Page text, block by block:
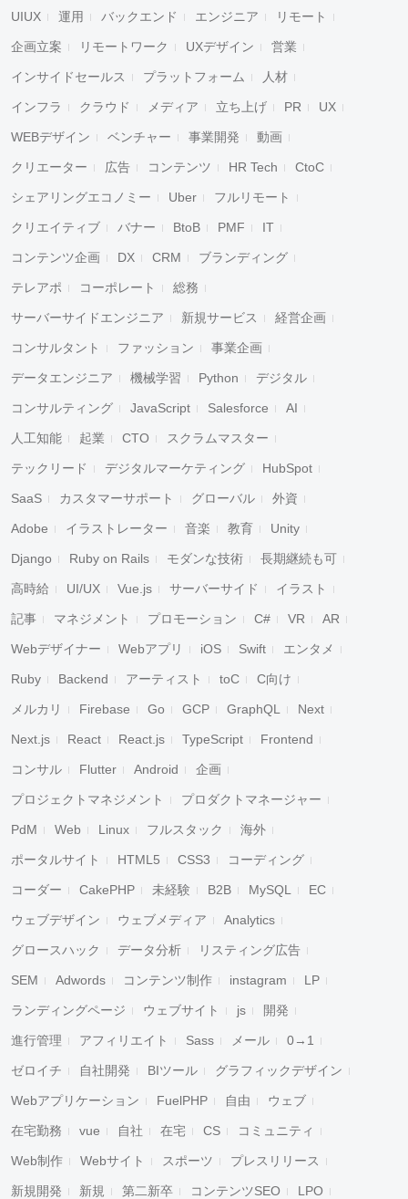
UIUX 運用 バックエンド エンジニア リモート
企画立案 リモートワーク UXデザイン 営業
インサイドセールス プラットフォーム 人材
インフラ クラウド メディア 立ち上げ PR UX
WEBデザイン ベンチャー 事業開発 動画
クリエーター 広告 コンテンツ HR Tech CtoC
シェアリングエコノミー Uber フルリモート
クリエイティブ バナー BtoB PMF IT
コンテンツ企画 DX CRM ブランディング
テレアポ コーポレート 総務
サーバーサイドエンジニア 新規サービス 経営企画
コンサルタント ファッション 事業企画
データエンジニア 機械学習 Python デジタル
コンサルティング JavaScript Salesforce AI
人工知能 起業 CTO スクラムマスター
テックリード デジタルマーケティング HubSpot
SaaS カスタマーサポート グローバル 外資
Adobe イラストレーター 音楽 教育 Unity
Django Ruby on Rails モダンな技術 長期継続も可
高時給 UI/UX Vue.js サーバーサイド イラスト
記事 マネジメント プロモーション C# VR AR
Webデザイナー Webアプリ iOS Swift エンタメ
Ruby Backend アーティスト toC C向け
メルカリ Firebase Go GCP GraphQL Next
Next.js React React.js TypeScript Frontend
コンサル Flutter Android 企画
プロジェクトマネジメント プロダクトマネージャー
PdM Web Linux フルスタック 海外
ポータルサイト HTML5 CSS3 コーディング
コーダー CakePHP 未経験 B2B MySQL EC
ウェブデザイン ウェブメディア Analytics
グロースハック データ分析 リスティング広告
SEM Adwords コンテンツ制作 instagram LP
ランディングページ ウェブサイト js 開発
進行管理 アフィリエイト Sass メール 0→1
ゼロイチ 自社開発 BIツール グラフィックデザイン
Webアプリケーション FuelPHP 自由 ウェブ
在宅勤務 vue 自社 在宅 CS コミュニティ
Web制作 Webサイト スポーツ プレスリリース
新規開発 新規 第二新卒 コンテンツSEO LPO